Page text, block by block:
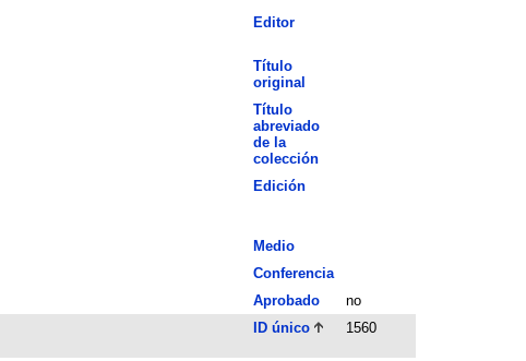
Editor
Título
original
Título
abreviado
de la
colección
Edición
Medio
Conferencia
Aprobado
no
ID único 1560